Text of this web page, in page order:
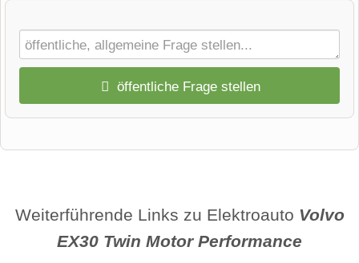
öffentliche Frage stellen
Name
Weiterführende Links zu Elektroauto Volvo
EX30 Twin Motor Performance